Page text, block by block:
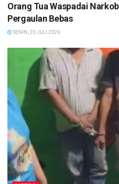
Orang Tua Waspadai
Pergaulan Bebas
SENIN, 20 JULI 2026